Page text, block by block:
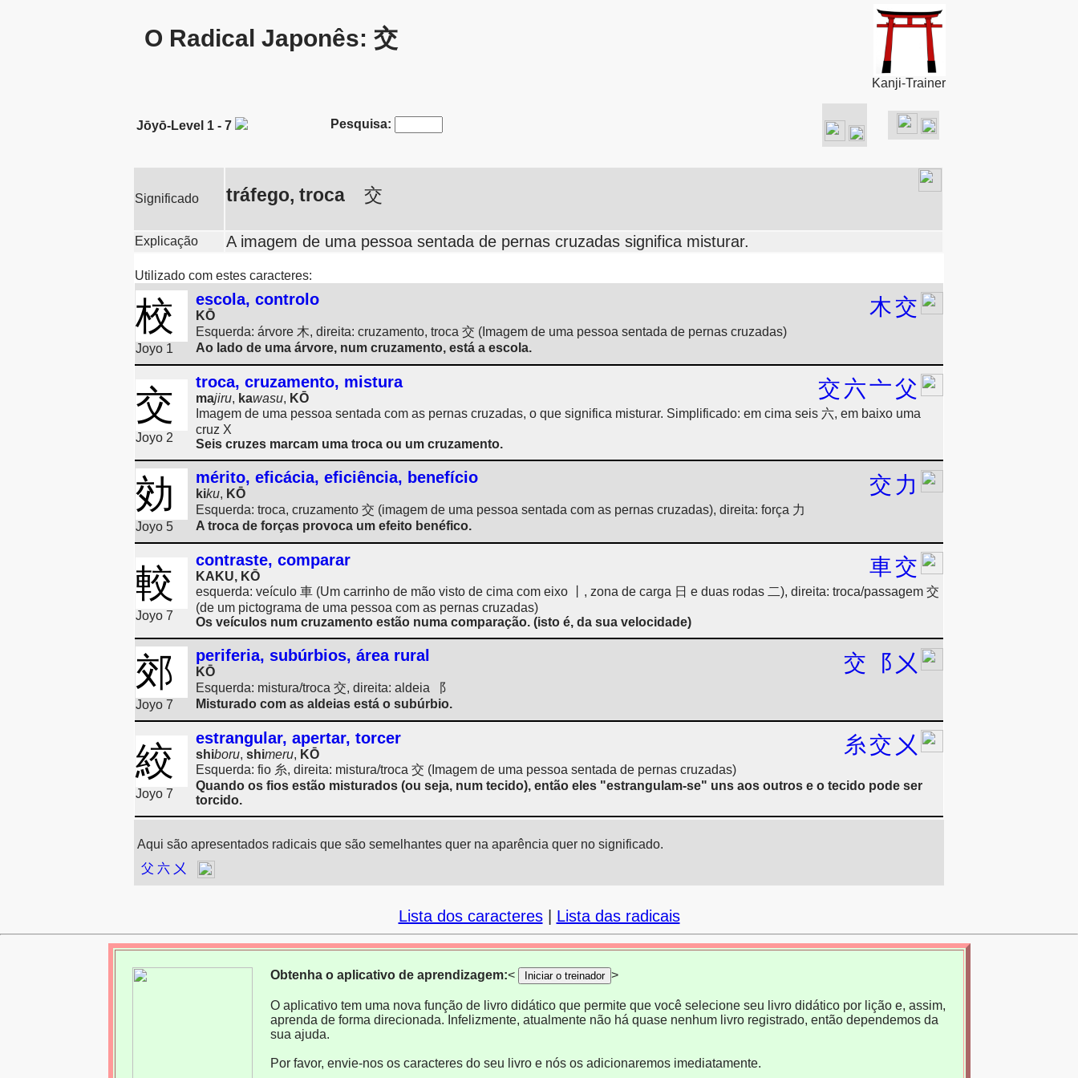
O Radical Japonês: 交
Kanji-Trainer
Jōyō-Level 1 - 7 Pesquisa:
Significado tráfego, troca 交
Explicação A imagem de uma pessoa sentada de pernas cruzadas significa misturar.
Utilizado com estes caracteres:
校
Joyo 1
escola, controlo
KŌ 木交
Esquerda: árvore 木, direita: cruzamento, troca 交 (Imagem de uma pessoa sentada de pernas cruzadas)
Ao lado de uma árvore, num cruzamento, está a escola.
交
Joyo 2
troca, cruzamento, mistura
majiru, kawasu, KŌ 交六亠父
Imagem de uma pessoa sentada com as pernas cruzadas, o que significa misturar. Simplificado: em cima seis 六, em baixo uma
cruz X
Seis cruzes marcam uma troca ou um cruzamento.
効
Joyo 5
mérito, eficácia, eficiência, benefício
kiku, KŌ 交 力
Esquerda: troca, cruzamento 交 (imagem de uma pessoa sentada com as pernas cruzadas), direita: força 力
A troca de forças provoca um efeito benéfico.
較
Joyo 7
contraste, comparar
KAKU, KŌ 車交
esquerda: veículo 車 (Um carrinho de mão visto de cima com eixo 丨, zona de carga 日 e duas rodas 二), direita: troca/passagem 交
(de um pictograma de uma pessoa com as pernas cruzadas)
Os veículos num cruzamento estão numa comparação. (isto é, da sua velocidade)
郊
Joyo 7
periferia, subúrbios, área rural
KŌ 交 ⻏ 㐅
Esquerda: mistura/troca 交, direita: aldeia ⻏
Misturado com as aldeias está o subúrbio.
絞
Joyo 7
estrangular, apertar, torcer
shiboru, shimeru, KŌ 糸交 㐅
Esquerda: fio 糸, direita: mistura/troca 交 (Imagem de uma pessoa sentada de pernas cruzadas)
Quando os fios estão misturados (ou seja, num tecido), então eles "estrangulam-se" uns aos outros e o tecido pode ser
torcido.
Aqui são apresentados radicais que são semelhantes quer na aparência quer no significado.
父 六 㐅
Lista dos caracteres| Lista das radicais
Obtenha o aplicativo de aprendizagem:< Iniciar o treinador >
O aplicativo tem uma nova função de livro didático que permite que você selecione seu livro didático por lição e, assim,
aprenda de forma direcionada. Infelizmente, atualmente não há quase nenhum livro registrado, então dependemos da
sua ajuda.
Por favor, envie-nos os caracteres do seu livro e nós os adicionaremos imediatamente.